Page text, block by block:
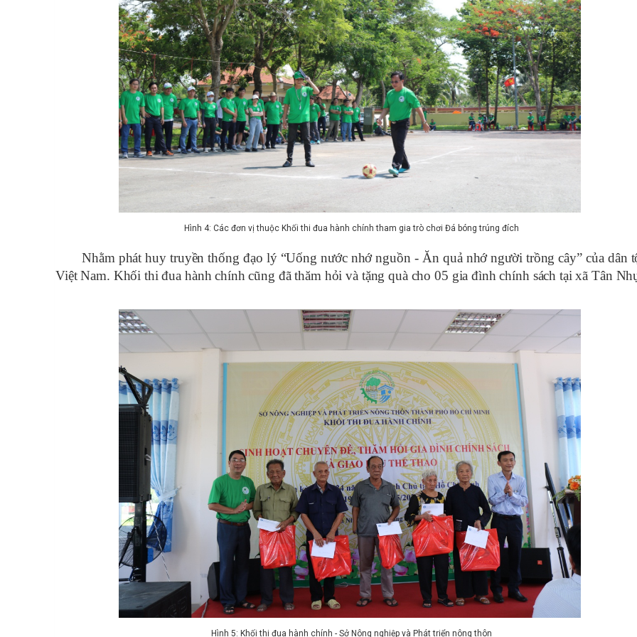
Hình 4: Các đơn vị thuộc Khối thi đua hành chính tham gia trò chơi Đá bóng trúng đích
Nhằm phát huy truyền thống đạo lý “Uống nước nhớ nguồn - Ăn quả nhớ người trồng cây” của dân
Việt Nam. Khối thi đua hành chính cũng đã thăm hỏi và tặng quà cho 05 gia đình chính sách tại xã Tân
Hình 5: Khối thi đua hành chính - Sở Nông nghiệp và Phát triển nông thôn